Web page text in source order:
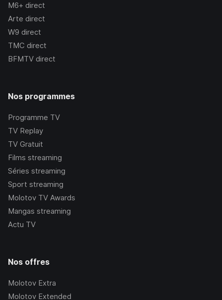
M6+ direct
Arte direct
W9 direct
TMC direct
BFMTV direct
Nos programmes
Programme TV
TV Replay
TV Gratuit
Films streaming
Séries streaming
Sport streaming
Molotov TV Awards
Mangas streaming
Actu TV
Nos offres
Molotov Extra
Molotov Extended